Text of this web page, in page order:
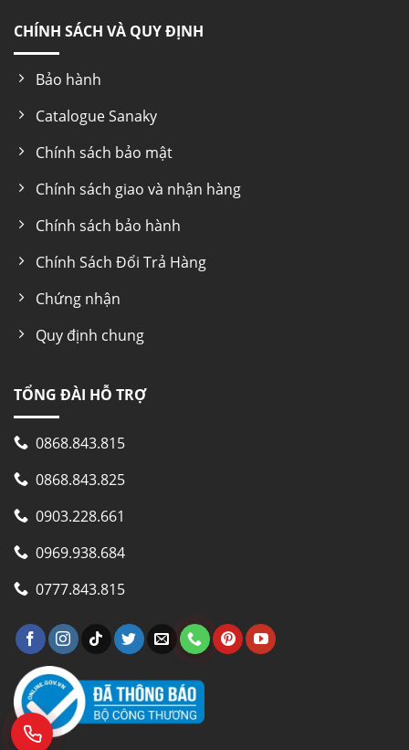
CHÍNH SÁCH VÀ QUY ĐỊNH
Bảo hành
Catalogue Sanaky
Chính sách bảo mật
Chính sách giao và nhận hàng
Chính sách bảo hành
Chính Sách Đổi Trả Hàng
Chứng nhận
Quy định chung
TỔNG ĐÀI HỖ TRỢ
0868.843.815
0868.843.825
0903.228.661
0969.938.684
0777.843.815